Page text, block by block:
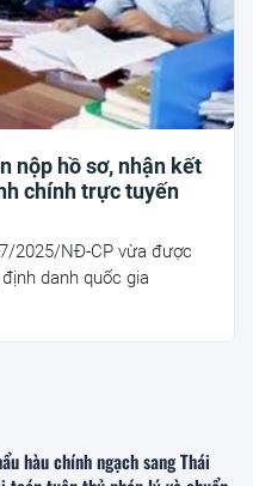
nộp hồ sơ, nhận kết
chính trực tuyến
2025/NĐ-CP vừa được
danh quốc gia
hàu chính ngạch sang Thái